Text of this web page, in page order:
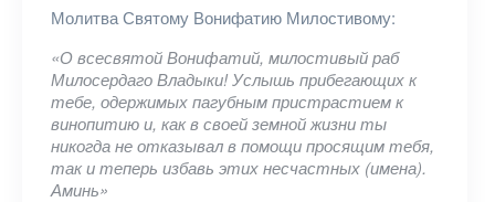
Молитва Святому Вонифатию Милостивому:
«О всесвятой Вонифатий, милостивый раб
Милосердаго Владыки! Услышь прибегающих к
тебе, одержимых пагубным пристрастием к
винопитию и, как в своей земной жизни ты
никогда не отказывал в помощи просящим тебя,
так и теперь избавь этих несчастных (имена).
Аминь»